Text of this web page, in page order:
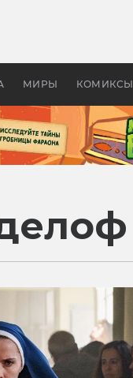
МИРЫ КОМИКСЫ
в России —